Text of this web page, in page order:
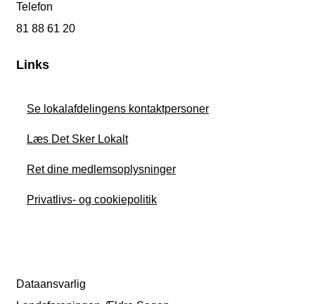
Telefon
81 88 61 20
Links
Se lokalafdelingens kontaktpersoner
Læs Det Sker Lokalt
Ret dine medlemsoplysninger
Privatlivs- og cookiepolitik
Dataansvarlig